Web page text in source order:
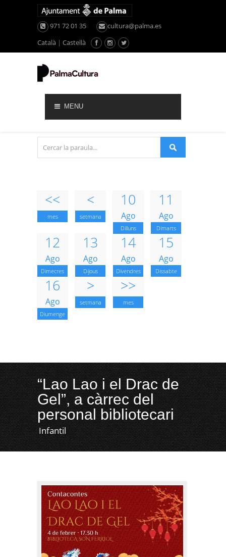
971 72 01 35
cultura@palma.es
Català | Castellà
MENU
<<
mes
<
setmana
10
Ago
Dilluns
11
Ago
Dimarts
12
Ago
Dimecres
13
Ago
Dijous
14
Ago
Divendres
15
Ago
Dissabte
16
Ago
Diumenge
>
setmana
>>
mes
“Lao Lao i el Drac de
Gel”, a càrrec del
personal bibliotecari
Infantil